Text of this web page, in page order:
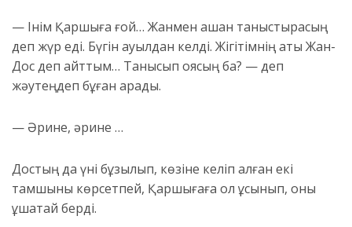
— Інім Қаршыға ғой… Жанмен қашан таныстырасың
деп жүр еді. Бүгін ауылдан келді. Жігітімнің аты Жан-
Дос деп айттым… Танысып қоясың ба? — деп
жәутеңдеп бұған қарады.
— Әрине, әрине …
Достың да үні бұзылып, көзіне келіп қалған екі
тамшыны көрсетпей, Қаршығаға қол ұсынып, оны
құшақтай берді.